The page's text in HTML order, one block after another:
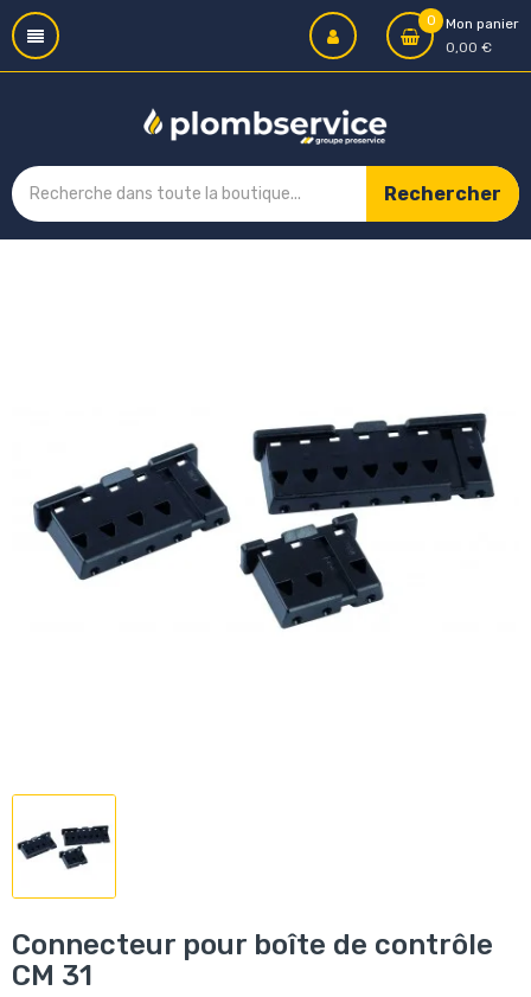
0
Mon panier
0,00 €
Rechercher
Connecteur pour boîte de contrôle
CM 31